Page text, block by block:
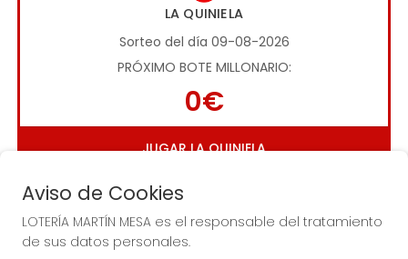
LA QUINIELA
Sorteo del día 09-08-2026
PRÓXIMO BOTE MILLONARIO:
0€
JUGAR LA QUINIELA
Aviso de Cookies
LOTERÍA MARTÍN MESA es el responsable del tratamiento
de sus datos personales.